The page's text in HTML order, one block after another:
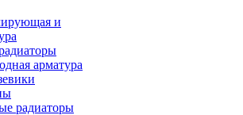
и
арматура
радиаторы